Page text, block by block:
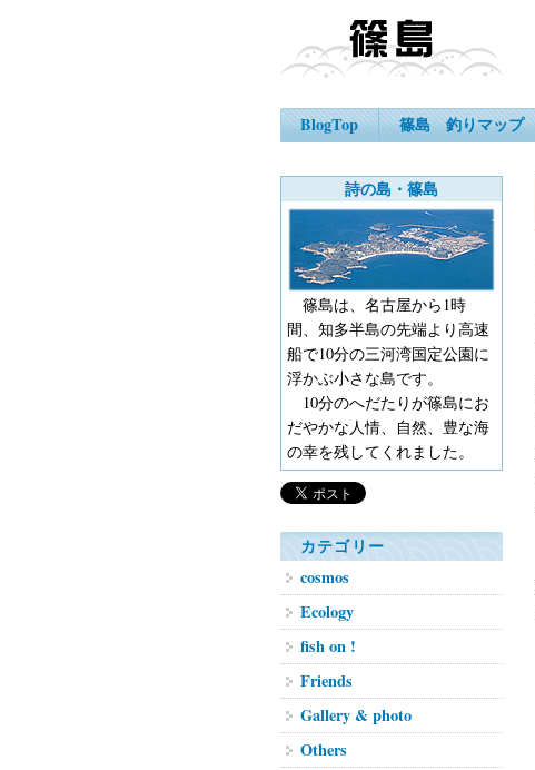
BlogTop 篠島 釣りマップ
詩の島・篠島
篠島は、名古屋から1時
間、知多半島の先端より高速
船で10分の三河湾国定公園に
浮かぶ小さな島です。
10分のへだたりが篠島にお
だやかな人情、自然、豊な海
の幸を残してくれました。
カテゴリー
cosmos
Ecology
fish on !
Friends
Gallery & photo
Others